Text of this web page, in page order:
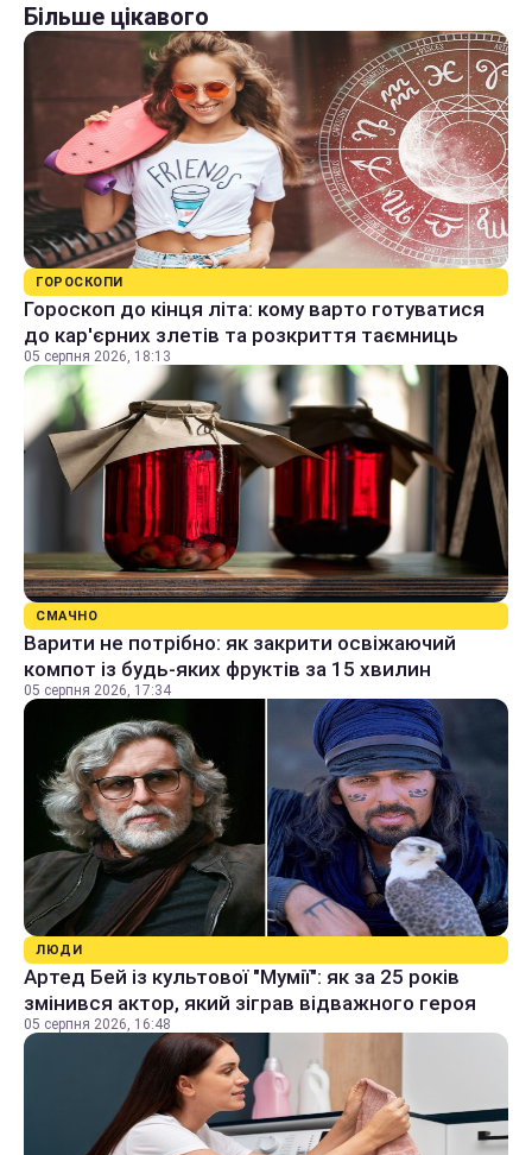
Більше цікавого
ГОРОСКОПИ
Гороскоп до кінця літа: кому варто готуватися
до кар'єрних злетів та розкриття таємниць
05 серпня 2026, 18:13
СМАЧНО
Варити не потрібно: як закрити освіжаючий
компот із будь-яких фруктів за 15 хвилин
05 серпня 2026, 17:34
ЛЮДИ
Артед Бей із культової "Мумії": як за 25 років
змінився актор, який зіграв відважного героя
05 серпня 2026, 16:48